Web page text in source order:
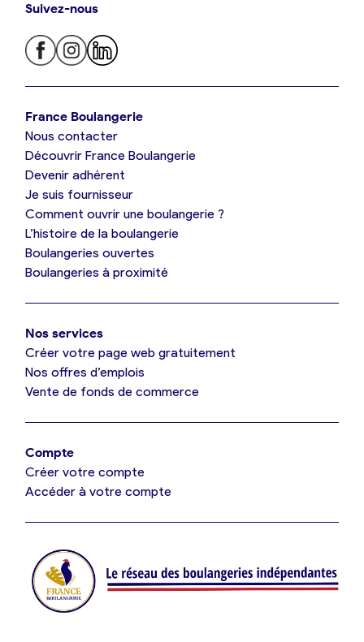
Je trouve ma boulangerie
Je suis boulanger
Je découvre France Boulangerie
Mes tarifs
Je référence ma boulangerie (gratuit)
Offres d’emploi
Je suis fournisseur
Je crée mon compte
09 86 23 49 09
Oui, appeler
Non, annuler
Suivez-nous
France Boulangerie
Nous contacter
Découvrir France Boulangerie
Devenir adhérent
Je suis fournisseur
Comment ouvrir une boulangerie ?
L’histoire de la boulangerie
Boulangeries ouvertes
Boulangeries à proximité
Nos services
Créer votre page web gratuitement
Nos offres d’emplois
Vente de fonds de commerce
Compte
Créer votre compte
Accéder à votre compte